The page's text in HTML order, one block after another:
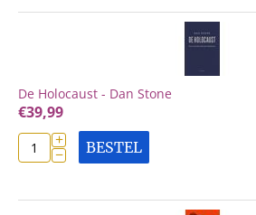
De Holocaust - Dan Stone
€39,99
+
− BESTEL